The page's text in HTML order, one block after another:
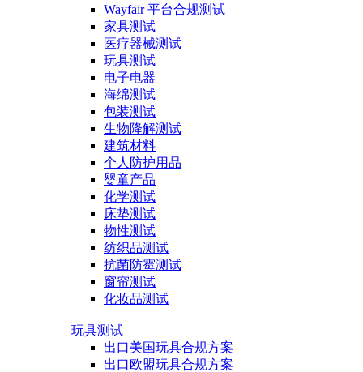
Wayfair 平台合规测试
家具测试
医疗器械测试
玩具测试
电子电器
海绵测试
包装测试
生物降解测试
建筑材料
个人防护用品
婴童产品
化学测试
床垫测试
物性测试
纺织品测试
抗菌防霉测试
窗帘测试
化妆品测试
玩具测试
出口美国玩具合规方案
出口欧盟玩具合规方案